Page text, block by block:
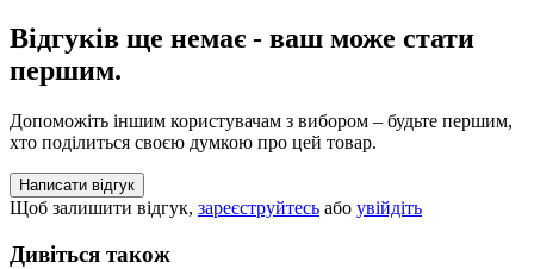
Відгуків ще немає - ваш може стати
першим.
Допоможіть іншим користувачам з вибором – будьте першим,
хто поділиться своєю думкою про цей товар.
Написати відгук
Щоб залишити відгук, зареєструйтесь або увійдіть
Дивіться також